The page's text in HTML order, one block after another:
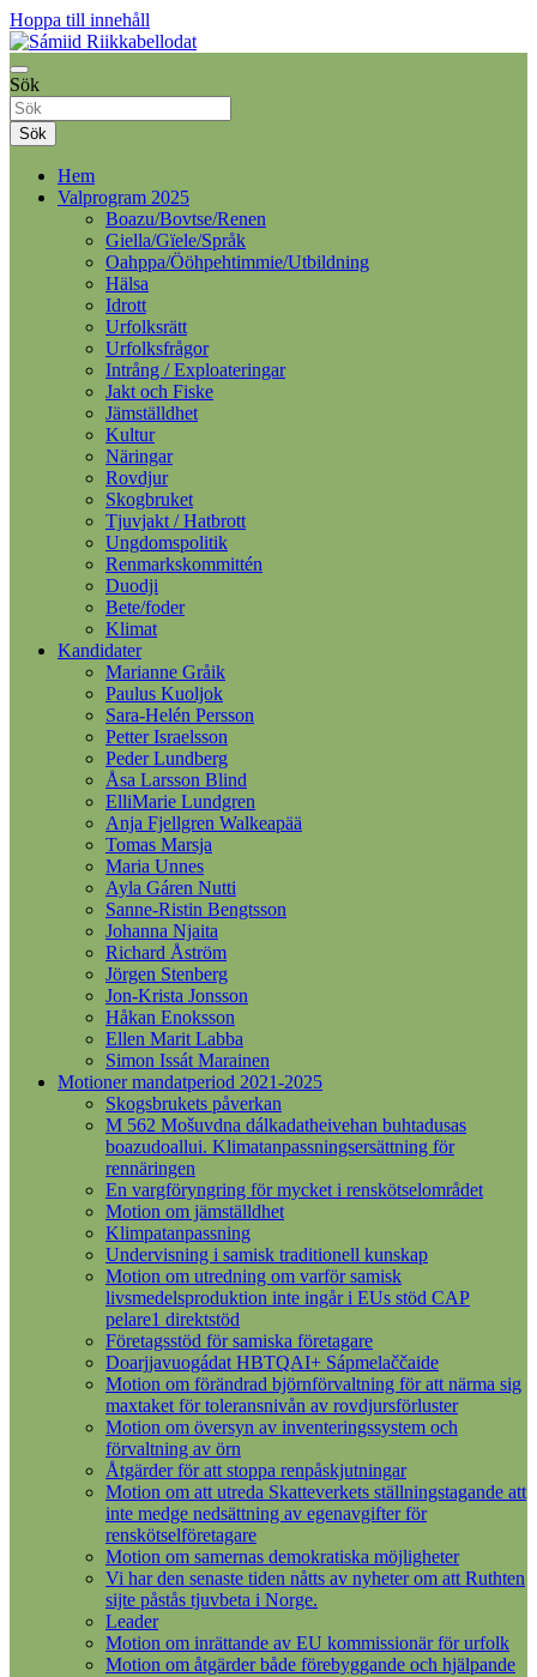
Hoppa till innehåll
Sámiid Riikkabellodat
Samelandspartiet
Sök
Sök
Hem
Valprogram 2025
Boazu/Bovtse/Renen
Giella/Gïele/Språk
Oahppa/Ööhpehtimmie/Utbildning
Hälsa
Idrott
Urfolksrätt
Urfolksfrågor
Intrång / Exploateringar
Jakt och Fiske
Jämställdhet
Kultur
Näringar
Rovdjur
Skogbruket
Tjuvjakt / Hatbrott
Ungdomspolitik
Renmarkskommittén
Duodji
Bete/foder
Klimat
Kandidater
Marianne Gråik
Paulus Kuoljok
Sara-Helén Persson
Petter Israelsson
Peder Lundberg
Åsa Larsson Blind
ElliMarie Lundgren
Anja Fjellgren Walkeapää
Tomas Marsja
Maria Unnes
Ayla Gáren Nutti
Sanne-Ristin Bengtsson
Johanna Njaita
Richard Åström
Jörgen Stenberg
Jon-Krista Jonsson
Håkan Enoksson
Ellen Marit Labba
Simon Issát Marainen
Motioner mandatperiod 2021-2025
Skogsbrukets påverkan
M 562 Mošuvdna dálkadatheivehan buhtadusas
boazudoallui. Klimatanpassningsersättning för
rennäringen
En vargföryngring för mycket i renskötselområdet
Motion om jämställdhet
Klimpatanpassning
Undervisning i samisk traditionell kunskap
Motion om utredning om varför samisk
livsmedelsproduktion inte ingår i EUs stöd CAP
pelare1 direktstöd
Företagsstöd för samiska företagare
Doarjjavuogádat HBTQAI+ Sápmelaččaide
Motion om förändrad björnförvaltning för att närma sig
maxtaket för toleransnivån av rovdjursförluster
Motion om översyn av inventeringssystem och
förvaltning av örn
Åtgärder för att stoppa renpåskjutningar
Motion om att utreda Skatteverkets ställningstagande att
inte medge nedsättning av egenavgifter för
renskötselföretagare
Motion om samernas demokratiska möjligheter
Vi har den senaste tiden nåtts av nyheter om att Ruthten
sijte påstås tjuvbeta i Norge.
Leader
Motion om inrättande av EU kommissionär för urfolk
Motion om åtgärder både förebyggande och hjälpande